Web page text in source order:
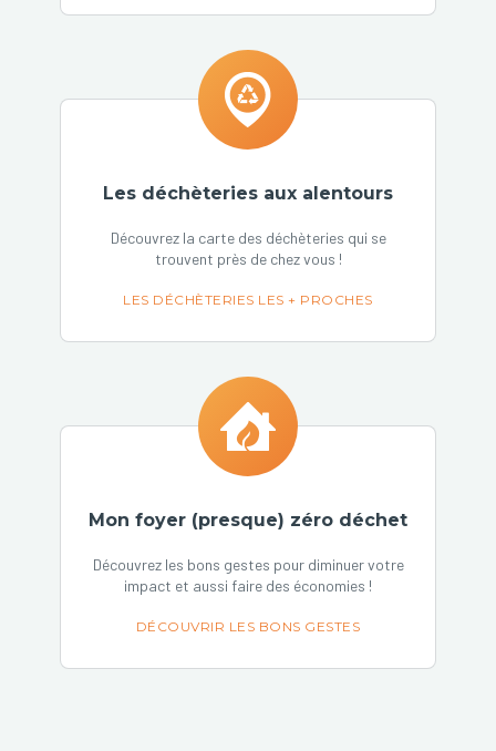
Les déchèteries aux alentours
Découvrez la carte des déchèteries qui se
trouvent près de chez vous !
LES DÉCHÈTERIES LES + PROCHES
Mon foyer (presque) zéro déchet
Découvrez les bons gestes pour diminuer votre
impact et aussi faire des économies !
DÉCOUVRIR LES BONS GESTES